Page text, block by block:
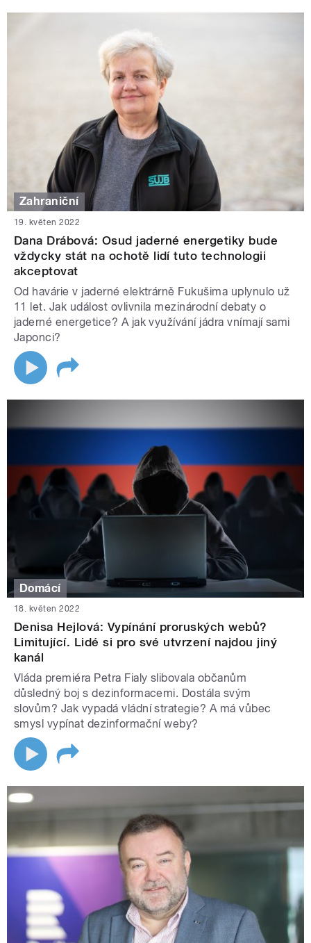
Zahraniční
19. květen 2022
Dana Drábová: Osud jaderné energetiky bude
vždycky stát na ochotě lidí tuto technologii
akceptovat
Od havárie v jaderné elektrárně Fukušima uplynulo už
11 let. Jak událost ovlivnila mezinárodní debaty o
jaderné energetice? A jak využívání jádra vnímají sami
Japonci?
Domácí
18. květen 2022
Denisa Hejlová: Vypínání proruských webů?
Limitující. Lidé si pro své utvrzení najdou jiný
kanál
Vláda premiéra Petra Fialy slibovala občanům
důsledný boj s dezinformacemi. Dostála svým
slovům? Jak vypadá vládní strategie? A má vůbec
smysl vypínat dezinformační weby?